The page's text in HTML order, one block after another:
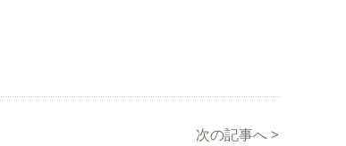
次の記事へ>